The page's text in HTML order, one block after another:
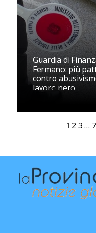
Guardia di
Fermano: più
contro
lavoro nero
1 2 3 …